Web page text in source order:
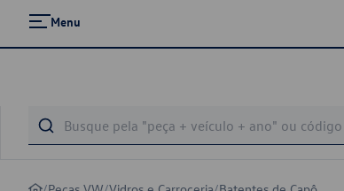
Menu